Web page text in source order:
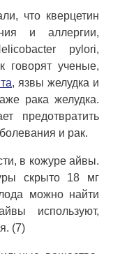
что кверцетин
и аллергии,
pylori,
говорят ученые,
, язвы желудка и
рака желудка.
предотвратить
и рак.
в кожуре айвы.
скрыто 18 мг
можно найти
используют,
(7)